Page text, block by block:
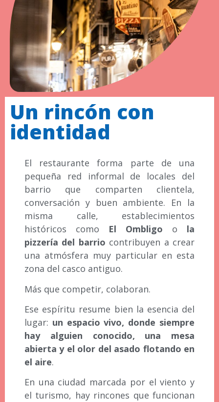
Un rincón con
identidad
El restaurante forma parte de una
pequeña red informal de locales del
barrio que comparten clientela,
conversación y buen ambiente. En la
misma calle, establecimientos
históricos como El Ombligo o la
pizzería del barrio contribuyen a crear
una atmósfera muy particular en esta
zona del casco antiguo.
Más que competir, colaboran.
Ese espíritu resume bien la esencia del
lugar: un espacio vivo, donde siempre
hay alguien conocido, una mesa
abierta y el olor del asado flotando en
el aire.
En una ciudad marcada por el viento y
el turismo, hay rincones que funcionan